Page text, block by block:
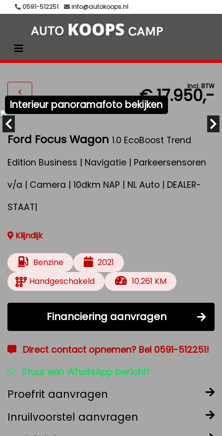
0591-512251 info@autokoops.nl
Incl. BTW
€ 17.950,-
Interieur panoramafoto bekijken
Ford Focus Wagon 1.0 EcoBoost Trend
Edition Business | Navigatie | Parkeersensoren
v/a | Camera | 10dkm NAP | NL Auto | DEALER-
STAAT|
Klijndijk
Benzine
2021
Handgeschakeld
10.261 KM
Financiering aanvragen
Direct contact opnemen? Bel 0591-512251!
Stuur een WhatsApp bericht!
Proefrit aanvragen
Inruilvoorstel aanvragen